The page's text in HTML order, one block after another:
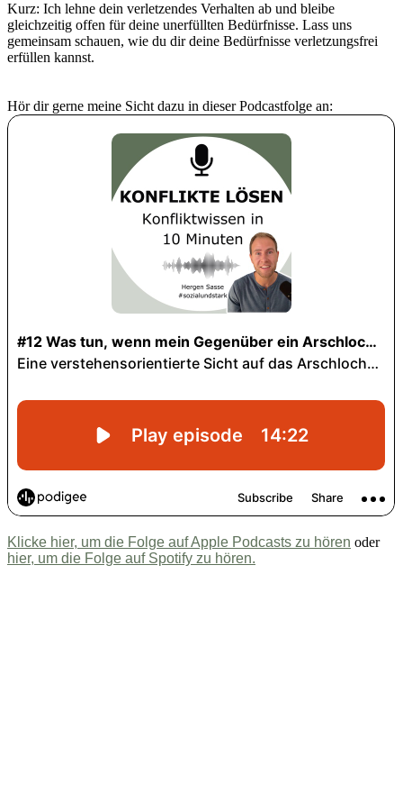
Kurz: Ich lehne dein verletzendes Verhalten ab und bleibe
gleichzeitig offen für deine unerfüllten Bedürfnisse. Lass uns
gemeinsam schauen, wie du dir deine Bedürfnisse verletzungsfrei
erfüllen kannst.
Hör dir gerne meine Sicht dazu in dieser Podcastfolge an:
Klicke hier, um die Folge auf Apple Podcasts zu hören oder
hier, um die Folge auf Spotify zu hören.